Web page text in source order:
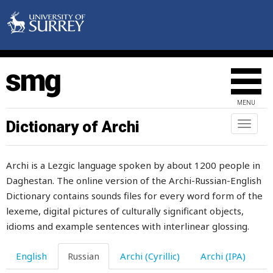
MENU
Toggle
Dictionary of Archi
Archi is a Lezgic language spoken by about 1200 people in
Daghestan. The online version of the Archi-Russian-English
Dictionary contains sounds files for every word form of the
lexeme, digital pictures of culturally significant objects,
idioms and example sentences with interlinear glossing.
English Russian Archi (Cyrillic) Archi (IPA)
макать
малина
мало
малыш
мальчик
мамочки